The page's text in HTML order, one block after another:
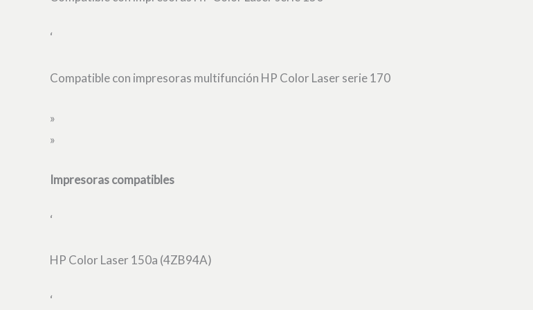
‘
Compatible con impresoras multifunción HP Color Laser serie 170
»
»
Impresoras compatibles
‘
HP Color Laser 150a (4ZB94A)
‘